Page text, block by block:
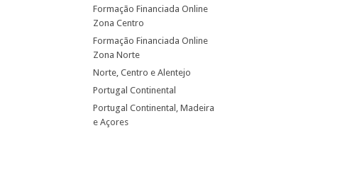
Formação Financiada Online
Zona Centro
Formação Financiada Online
Zona Norte
Norte, Centro e Alentejo
Portugal Continental
Portugal Continental, Madeira
e Açores